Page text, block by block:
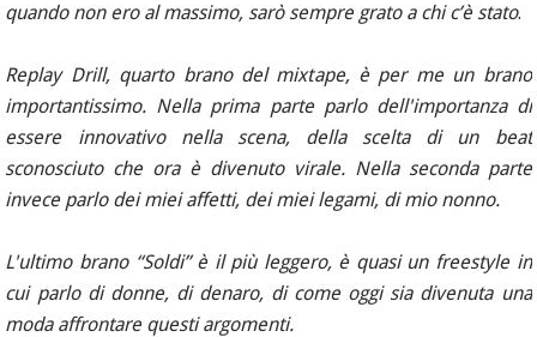
quando non ero al massimo, sarò sempre grato a chi c’è stato.
Replay Drill, quarto brano del mixtape, è per me un brano
importantissimo. Nella prima parte parlo dell'importanza di
essere innovativo nella scena, della scelta di un beat
sconosciuto che ora è divenuto virale. Nella seconda parte
invece parlo dei miei affetti, dei miei legami, di mio nonno.
L'ultimo brano “Soldi” è il più leggero, è quasi un freestyle in
cui parlo di donne, di denaro, di come oggi sia divenuta una
moda affrontare questi argomenti.